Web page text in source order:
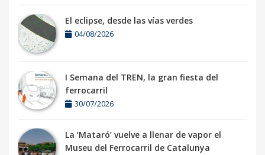
El eclipse, desde las vías verdes
04/08/2026
I Semana del TREN, la gran fiesta del
ferrocarril
30/07/2026
La ‘Mataró’ vuelve a llenar de vapor el
Museu del Ferrocarril de Catalunya